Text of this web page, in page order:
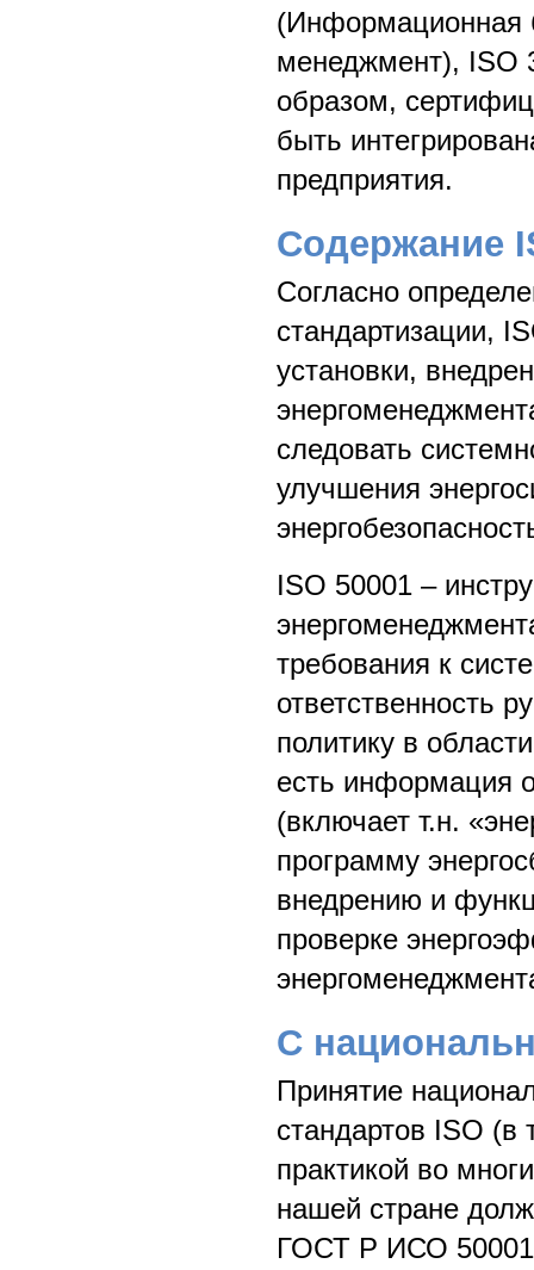
(Информационная
менеджмент), ISO
образом,
быть
предприятия.
Содержание
Согласно
стандартизации,
установки,
следовать
улучшения
ISO 50001 –
требования к
ответственность
политику в
есть информация
(включает т.н.
программу
внедрению и
проверке
С
Принятие
стандартов ISO (в
практикой во
нашей стране
ГОСТ Р ИСО 50001-